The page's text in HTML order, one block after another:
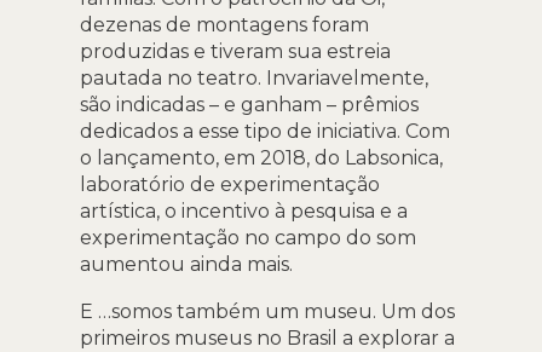
dezenas de montagens foram
produzidas e tiveram sua estreia
pautada no teatro. Invariavelmente,
são indicadas – e ganham – prêmios
dedicados a esse tipo de iniciativa. Com
o lançamento, em 2018, do Labsonica,
laboratório de experimentação
artística, o incentivo à pesquisa e a
experimentação no campo do som
aumentou ainda mais.
E …somos também um museu. Um dos
primeiros museus no Brasil a explorar a